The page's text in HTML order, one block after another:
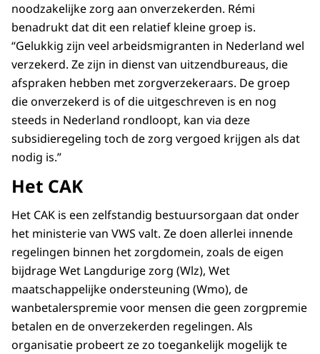
noodzakelijke zorg aan onverzekerden. Rémi
benadrukt dat dit een relatief kleine groep is.
“Gelukkig zijn veel arbeidsmigranten in Nederland wel
verzekerd. Ze zijn in dienst van uitzendbureaus, die
afspraken hebben met zorgverzekeraars. De groep
die onverzekerd is of die uitgeschreven is en nog
steeds in Nederland rondloopt, kan via deze
subsidieregeling toch de zorg vergoed krijgen als dat
nodig is.”
Het CAK
Het CAK is een zelfstandig bestuursorgaan dat onder
het ministerie van VWS valt. Ze doen allerlei innende
regelingen binnen het zorgdomein, zoals de eigen
bijdrage Wet Langdurige zorg (Wlz), Wet
maatschappelijke ondersteuning (Wmo), de
wanbetalerspremie voor mensen die geen zorgpremie
betalen en de onverzekerden regelingen. Als
organisatie probeert ze zo toegankelijk mogelijk te